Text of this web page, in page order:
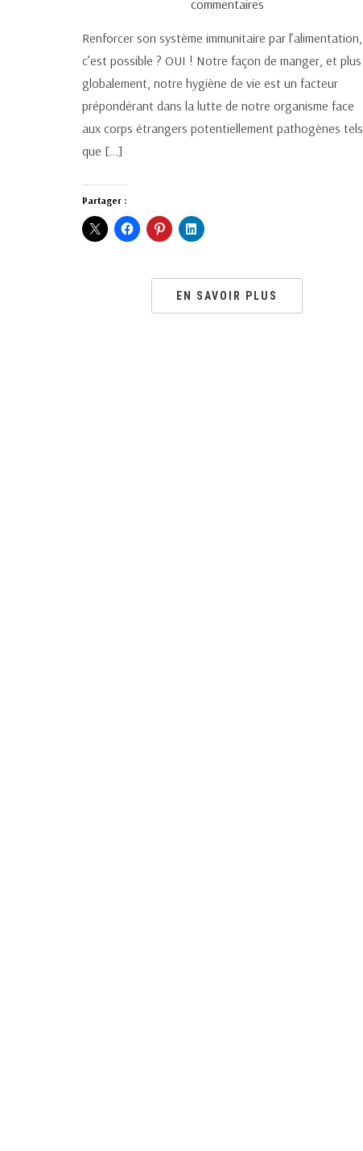
commentaires
Renforcer son système immunitaire par l’alimentation,
c’est possible ? OUI ! Notre façon de manger, et plus
globalement, notre hygiène de vie est un facteur
prépondérant dans la lutte de notre organisme face
aux corps étrangers potentiellement pathogènes tels
que […]
Partager :
EN SAVOIR PLUS